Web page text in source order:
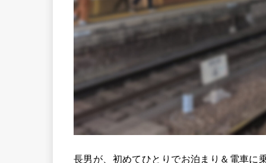
長男が、初めてひとりでお泊まり＆電車に